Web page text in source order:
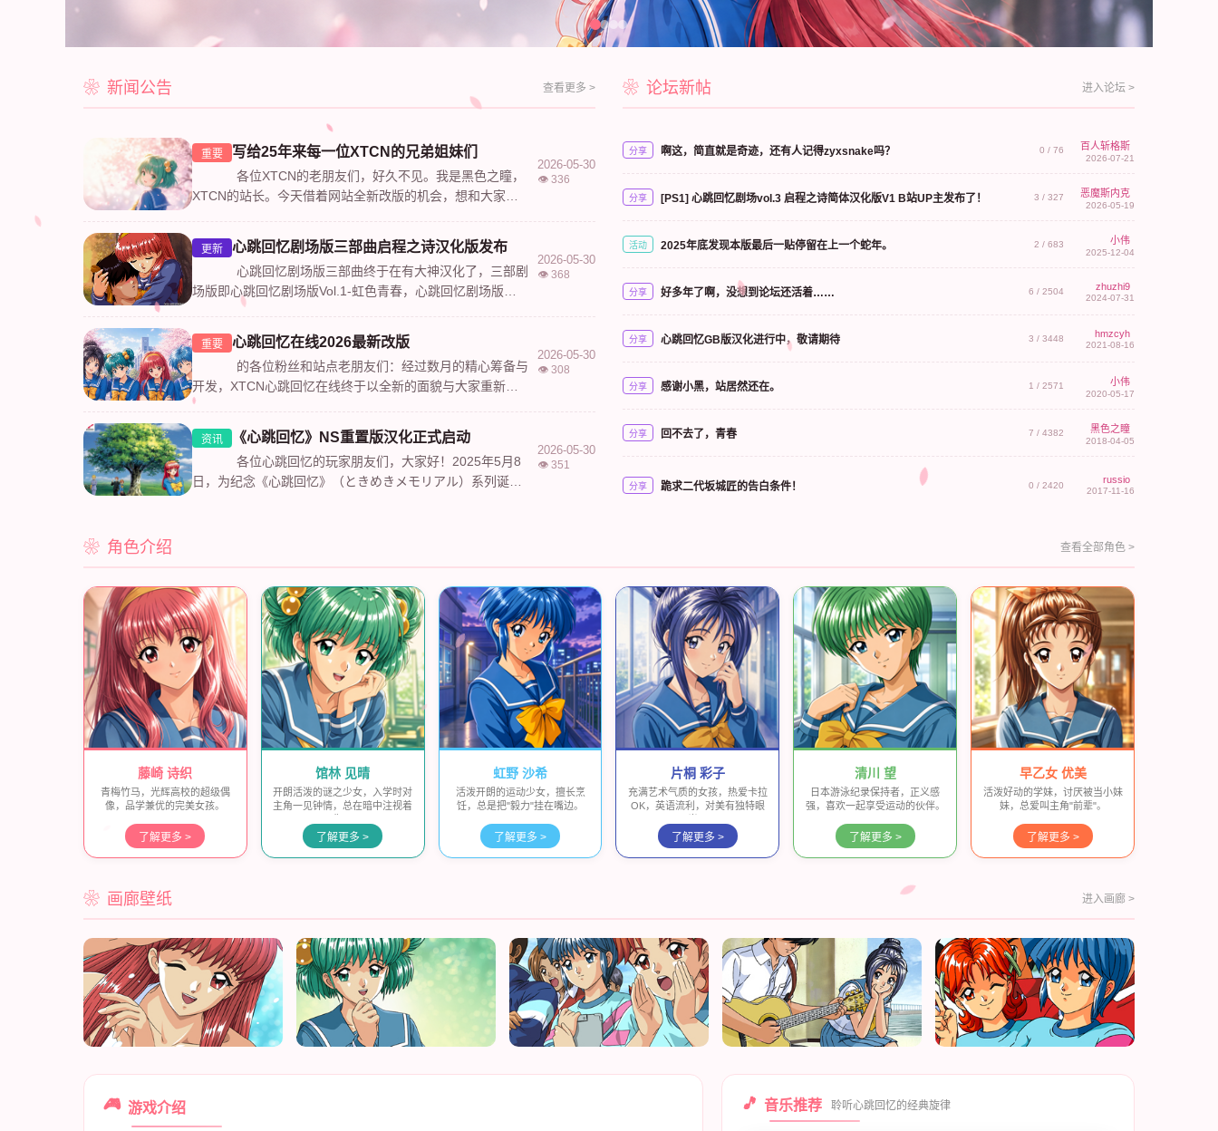
新闻公告 查看更多 >
重要 写给25年来每一位XTCN的兄弟姐妹们
各位XTCN的老朋友们，好久不见。我是黑色之瞳，
XTCN的站长。今天借着网站全新改版的机会，想和大家说
2026-05-30
👁️ 336
更新 心跳回忆剧场版三部曲启程之诗汉化版发布
心跳回忆剧场版三部曲终于在有大神汉化了，三部剧
场版即心跳回忆剧场版Vol.1-虹色青春，心跳回忆剧场版
Vol.2-彩之爱歌,心跳回忆剧场版Vol.3-启程之诗。...
2026-05-30
👁️ 368
重要 心跳回忆在线2026最新改版
的各位粉丝和站点老朋友们：经过数月的精心筹备与
开发，XTCN心跳回忆在线终于以全新的面貌与大家重新见
面了！作为国内最早的心跳回忆爱好者社区，XTCN承载了
无数玩...
2026-05-30
👁️ 308
资讯 《心跳回忆》NS重置版汉化正式启动
各位心跳回忆的玩家朋友们，大家好！2025年5月8
日，为纪念《心跳回忆》（ときめきメモリアル）系列诞生
2026-05-30
👁️ 351
论坛新帖 进入论坛 >
分享 啊这，简直就是奇迹，还有人记得zyxsnake吗？ 0 / 76 百人斩格斯
2026-07-21
分享 [PS1] 心跳回忆剧场vol.3 启程之诗简体汉化版V1 B站UP主发布了！ 3 / 327 恶魔斯内克
2026-05-19
活动 2025年底发现本版最后一贴停留在上一个蛇年。 2 / 683 小伟
2025-12-04
分享 好多年了啊，没想到论坛还活着…… 6 / 2504 zhuzhi9
2024-07-31
分享 心跳回忆GB版汉化进行中，敬请期待 3 / 3448 hmzcyh
2021-08-16
分享 感谢小黑，站居然还在。 1 / 2571 小伟
2020-05-17
分享 回不去了，青春 7 / 4382 黑色之瞳
2018-04-05
分享 跪求二代坂城匠的告白条件！ 0 / 2420 russio
2017-11-16
角色介绍 查看全部角色 >
藤崎 诗织
青梅竹马，光辉高校的超级偶
像，品学兼优的完美女孩。
了解更多 >
馆林 见晴
开朗活泼的谜之少女，入学时对
主角一见钟情，总在暗中注视着
了解更多 >
虹野 沙希
活泼开朗的运动少女，擅长烹
饪，总是把"毅力"挂在嘴边。
了解更多 >
片桐 彩子
充满艺术气质的女孩，热爱卡拉
OK，英语流利，对美有独特眼
了解更多 >
清川 望
日本游泳纪录保持者，正义感
强，喜欢一起享受运动的伙伴。
了解更多 >
早乙女 优美
活泼好动的学妹，讨厌被当小妹
妹，总爱叫主角"前辈"。
了解更多 >
画廊壁纸 进入画廊 >
🎮 游戏介绍 🎵 音乐推荐 聆听心跳回忆的经典旋律